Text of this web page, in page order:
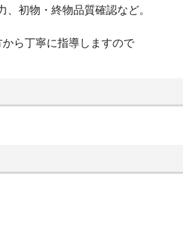
初物・終物品質確認など。
ら丁寧に指導しますので